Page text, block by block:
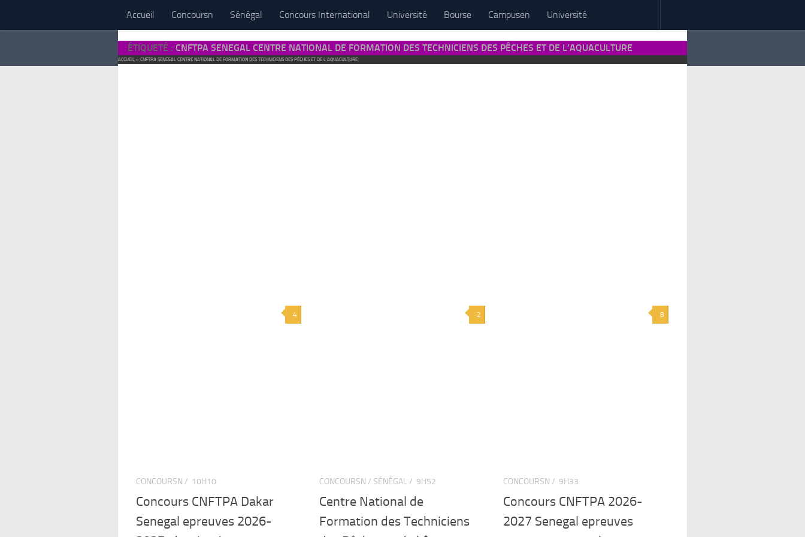
Accueil Concoursn Sénégal Concours International Université Bourse Campusen Université
ÉTIQUETÉ : CNFTPA SENEGAL CENTRE NATIONAL DE FORMATION DES TECHNICIENS DES PÊCHES ET DE L’AQUACULTURE
ACCUEIL » CNFTPA SENEGAL CENTRE NATIONAL DE FORMATION DES TECHNICIENS DES PÊCHES ET DE L’AQUACULTURE
4
CONCOURSN / 10H10
Concours CNFTPA Dakar
Senegal epreuves 2026-
2
CONCOURSN / SÉNÉGAL / 9H52
Centre National de
Formation des Techniciens
8
CONCOURSN / 9H33
Concours CNFTPA 2026-
2027 Senegal epreuves